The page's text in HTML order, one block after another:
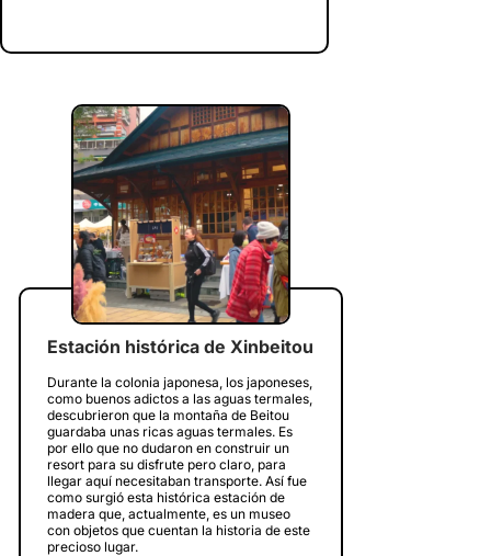
Estación histórica de Xinbeitou
Durante la colonia japonesa, los japoneses,
como buenos adictos a las aguas termales,
descubrieron que la montaña de Beitou
guardaba unas ricas aguas termales. Es
por ello que no dudaron en construir un
resort para su disfrute pero claro, para
llegar aquí necesitaban transporte. Así fue
como surgió esta histórica estación de
madera que, actualmente, es un museo
con objetos que cuentan la historia de este
precioso lugar.